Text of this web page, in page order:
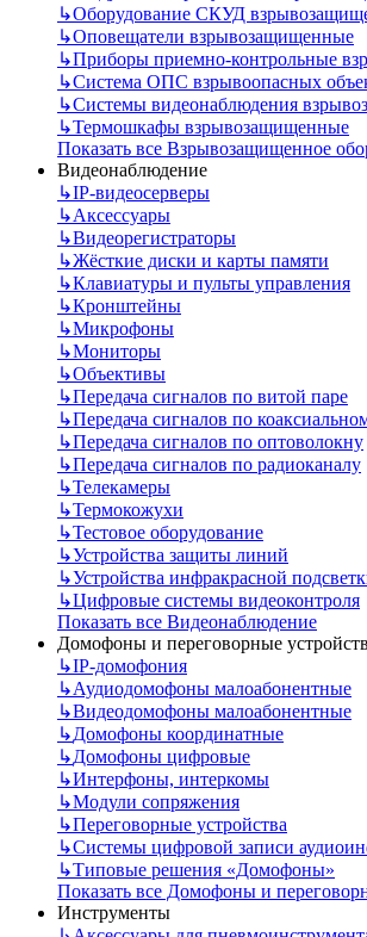
↳Оборудование СКУД
↳Оповещатели взрывозащищенные
↳Приборы приемно-контрольные
↳Система ОПС взрывоопасных
↳Системы видеонаблюдения
↳Термошкафы взрывозащищенные
Показать все Взрывозащищенное
Видеонаблюдение
↳IP-видеосерверы
↳Аксессуары
↳Видеорегистраторы
↳Жёсткие диски и карты памяти
↳Клавиатуры и пульты управления
↳Кронштейны
↳Микрофоны
↳Мониторы
↳Объективы
↳Передача сигналов по витой паре
↳Передача сигналов по
↳Передача сигналов по оптоволокну
↳Передача сигналов по радиоканалу
↳Телекамеры
↳Термокожухи
↳Тестовое оборудование
↳Устройства защиты линий
↳Устройства инфракрасной
↳Цифровые системы видеоконтроля
Показать все Видеонаблюдение
Домофоны и переговорные
↳IP-домофония
↳Аудиодомофоны малоабонентные
↳Видеодомофоны малоабонентные
↳Домофоны координатные
↳Домофоны цифровые
↳Интерфоны, интеркомы
↳Модули сопряжения
↳Переговорные устройства
↳Системы цифровой записи
↳Типовые решения «Домофоны»
Показать все Домофоны и
Инструменты